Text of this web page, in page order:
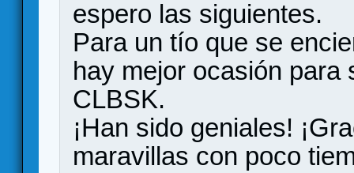
espero las siguientes.
Para un tío que se
hay mejor ocasión para
CLBSK.
¡Han sido geniales!
maravillas con poco